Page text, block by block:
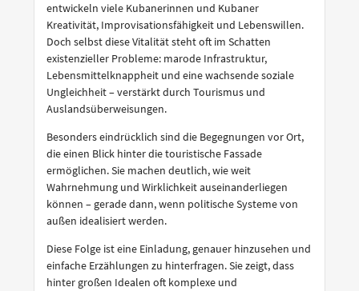
entwickeln viele Kubanerinnen und Kubaner
Kreativität, Improvisationsfähigkeit und Lebenswillen.
Doch selbst diese Vitalität steht oft im Schatten
existenzieller Probleme: marode Infrastruktur,
Lebensmittelknappheit und eine wachsende soziale
Ungleichheit – verstärkt durch Tourismus und
Auslandsüberweisungen.
Besonders eindrücklich sind die Begegnungen vor Ort,
die einen Blick hinter die touristische Fassade
ermöglichen. Sie machen deutlich, wie weit
Wahrnehmung und Wirklichkeit auseinanderliegen
können – gerade dann, wenn politische Systeme von
außen idealisiert werden.
Diese Folge ist eine Einladung, genauer hinzusehen und
einfache Erzählungen zu hinterfragen. Sie zeigt, dass
hinter großen Idealen oft komplexe und